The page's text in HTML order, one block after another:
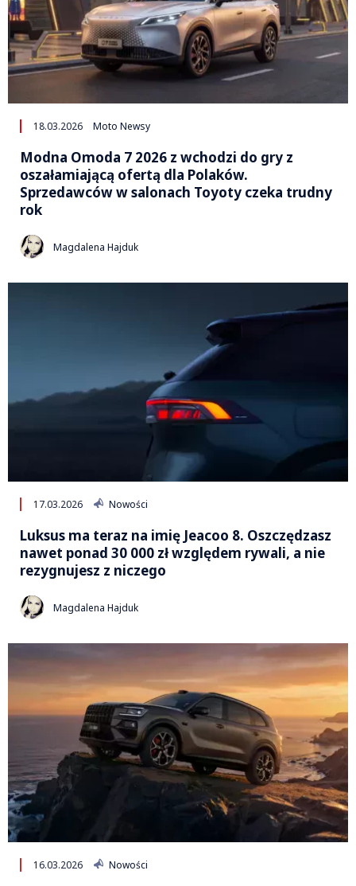
18.03.2026 Moto Newsy
Modna Omoda 7 2026 z wchodzi do gry z
oszałamiającą ofertą dla Polaków.
Sprzedawców w salonach Toyoty czeka trudny
rok
Magdalena Hajduk
17.03.2026 Nowości
Luksus ma teraz na imię Jeacoo 8. Oszczędzasz
nawet ponad 30 000 zł względem rywali, a nie
rezygnujesz z niczego
Magdalena Hajduk
16.03.2026 Nowości